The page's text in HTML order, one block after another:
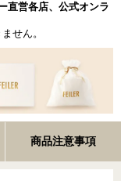
直営各店、公式オンラ
せん。
商品注意事項